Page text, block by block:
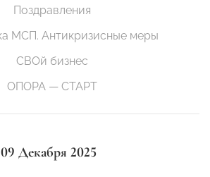
Поздравления
МСП. Антикризисные меры
СВОй бизнес
ОПОРА — СТАРТ
09 Декабря 2025